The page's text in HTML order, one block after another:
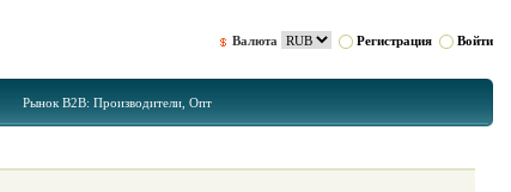
Валюта Регистрация Войти
Рынок B2B: Производители, Опт